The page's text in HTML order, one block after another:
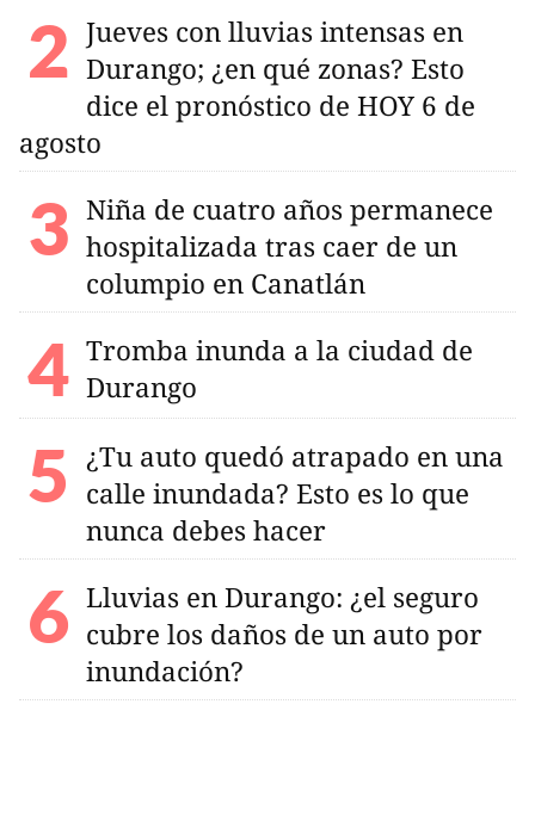
Jueves con lluvias intensas en
Durango; ¿en qué zonas? Esto
dice el pronóstico de HOY 6 de
agosto
Niña de cuatro años permanece
hospitalizada tras caer de un
columpio en Canatlán
Tromba inunda a la ciudad de
Durango
¿Tu auto quedó atrapado en una
calle inundada? Esto es lo que
nunca debes hacer
Lluvias en Durango: ¿el seguro
cubre los daños de un auto por
inundación?